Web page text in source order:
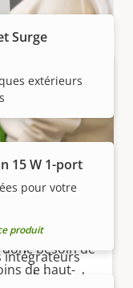
avec une
procure une
besoin de
de haut-
Surge
extérieurs
15 W 1-port
pour votre
produit
intégrateurs
et de